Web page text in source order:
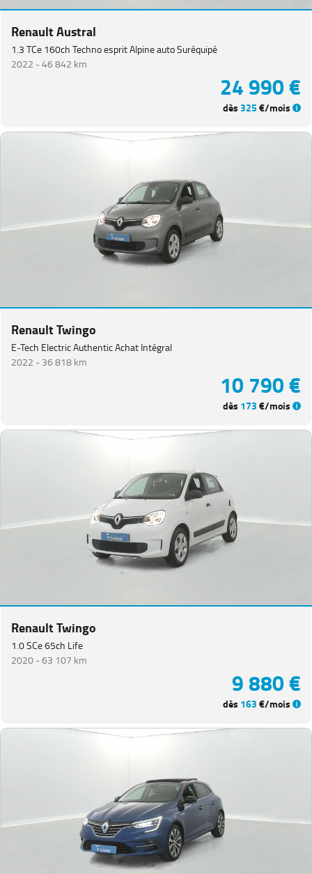
Renault Austral
1.3 TCe 160ch Techno esprit Alpine auto Suréquipé
2022 -46 842 km
24 990 €
dès325€/mois
Renault Twingo
E-Tech Electric Authentic Achat Intégral
2022 -36 818 km
10 790 €
dès 173€/mois
Renault Twingo
1.0 SCe 65ch Life
2020 -63 107 km
9 880 €
dès 163€/mois